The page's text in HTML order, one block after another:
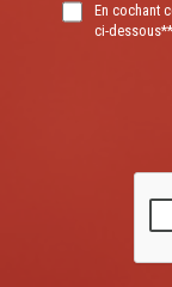
En cochant
ci-dessous**